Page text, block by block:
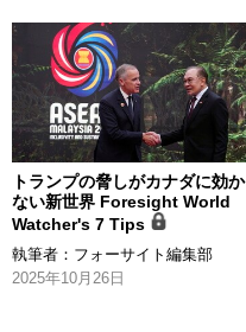
トランプの脅しがカナダに効か
ない新世界 Foresight World
Watcher's 7 Tips
執筆者： フォーサイト編集部
2025年10月26日